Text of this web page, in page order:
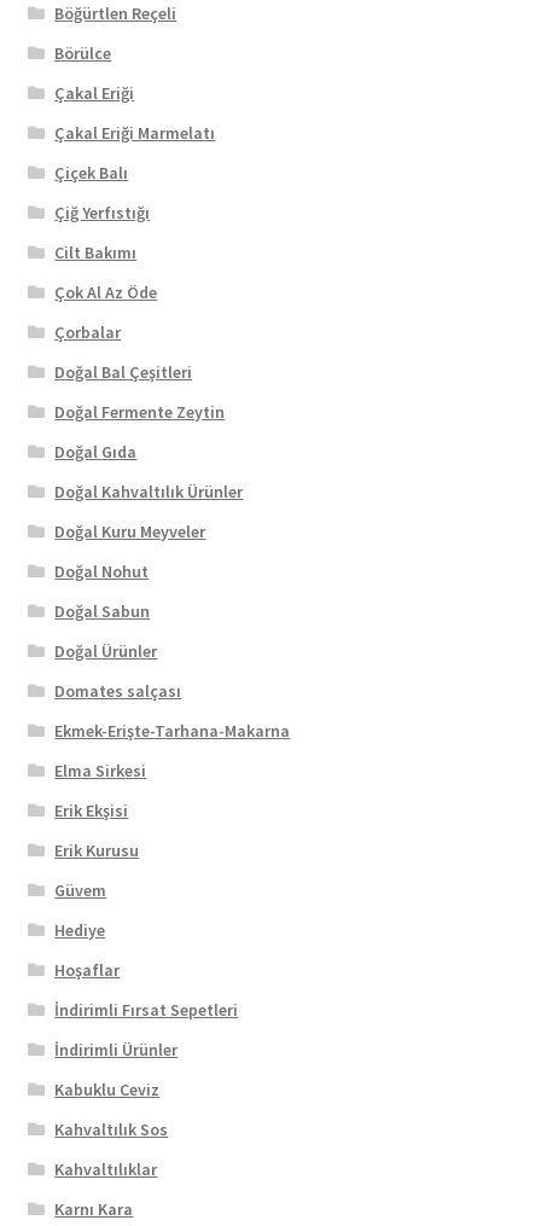
Böğürtlen Reçeli
Börülce
Çakal Eriği
Çakal Eriği Marmelatı
Çiçek Balı
Çiğ Yerfıstığı
Cilt Bakımı
Çok Al Az Öde
Çorbalar
Doğal Bal Çeşitleri
Doğal Fermente Zeytin
Doğal Gıda
Doğal Kahvaltılık Ürünler
Doğal Kuru Meyveler
Doğal Nohut
Doğal Sabun
Doğal Ürünler
Domates salçası
Ekmek-Erişte-Tarhana-Makarna
Elma Sirkesi
Erik Ekşisi
Erik Kurusu
Güvem
Hediye
Hoşaflar
İndirimli Fırsat Sepetleri
İndirimli Ürünler
Kabuklu Ceviz
Kahvaltılık Sos
Kahvaltılıklar
Karnı Kara